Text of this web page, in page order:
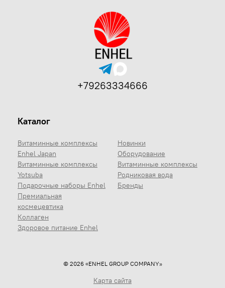
Каталог
Витаминные комплексы
Enhel Japan
Витаминные комплексы
Yotsuba
Подарочные наборы Enhel
Премиальная
космецевтика
Коллаген
Здоровое питание Enhel
Новинки
Оборудование
Витаминные комплексы
Родниковая вода
Бренды
+79263334666
© 2026 «ENHEL GROUP COMPANY»
Карта сайта